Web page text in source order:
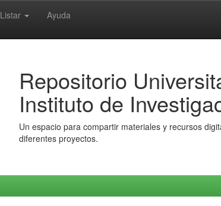
Listar Ayuda
Repositorio
Instituto de
Un espacio para compartir materiales y recursos
diferentes proyectos.